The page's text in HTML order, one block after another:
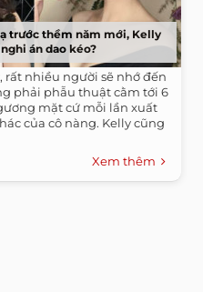
trước thềm năm mới, Kelly
án dao kéo?
rất nhiều người sẽ nhớ đến
phải phẫu thuật cằm tới 6
mặt cứ mỗi lần xuất
của cô nàng. Kelly cũng
Xem thêm